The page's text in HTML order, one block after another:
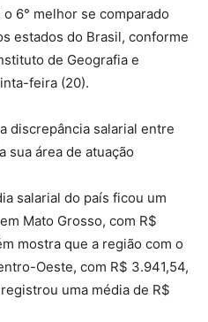
6° melhor se comparado
estados do Brasil, conforme
de Geografia e
feira (20).
discrepância salarial entre
sua área de atuação
salarial do país ficou um
Mato Grosso, com R$
mostra que a região com o
Oeste, com R$ 3.941,54,
uma média de R$